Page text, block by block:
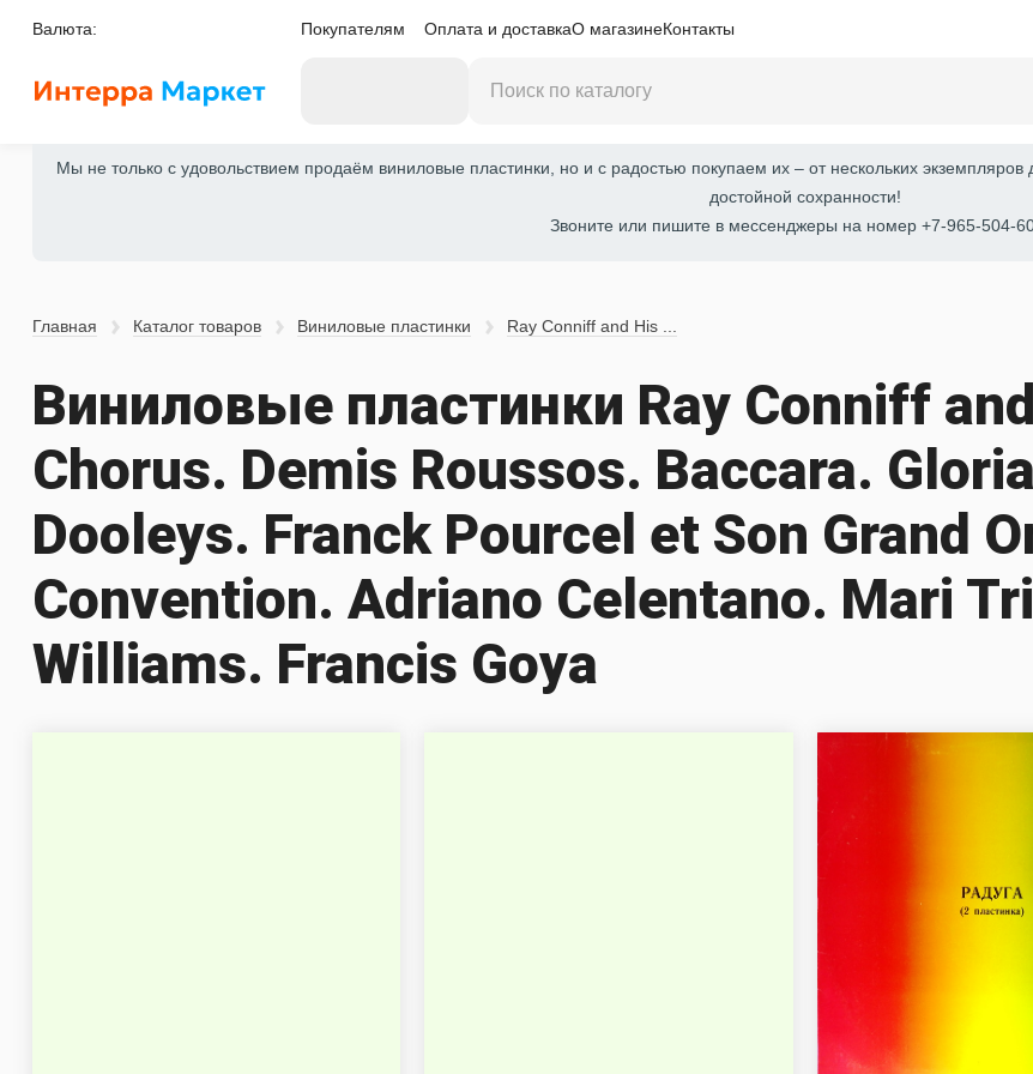
Валюта: Покупателям Оплата и доставкаО магазинеКонтакты
Мы не только с удовольствием продаём виниловые пластинки, но и с радостью покупаем их – от нескольких экземпляров
достойной сохранности!
Звоните или пишите в мессенджеры на номер +7-965-504-
Главная Каталог товаров Виниловые пластинки Ray Conniff and His ...
Виниловые пластинки Ray Conniff
Chorus. Demis Roussos. Baccara.
Dooleys. Franck Pourcel et Son Grand
Convention. Adriano Celentano. Mari
Williams. Francis Goya